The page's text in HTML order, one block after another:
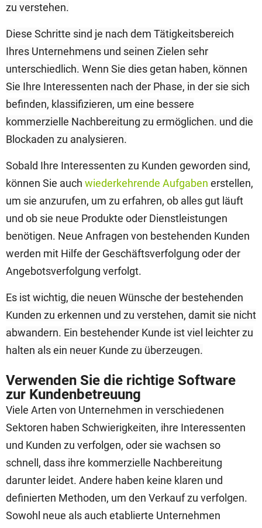
zu verstehen.
Diese Schritte sind je nach dem Tätigkeitsbereich
Ihres Unternehmens und seinen Zielen sehr
unterschiedlich. Wenn Sie dies getan haben, können
Sie Ihre Interessenten nach der Phase, in der sie sich
befinden, klassifizieren, um eine bessere
kommerzielle Nachbereitung zu ermöglichen. und die
Blockaden zu analysieren.
Sobald Ihre Interessenten zu Kunden geworden sind,
können Sie auch wiederkehrende Aufgaben erstellen,
um sie anzurufen, um zu erfahren, ob alles gut läuft
und ob sie neue Produkte oder Dienstleistungen
benötigen. Neue Anfragen von bestehenden Kunden
werden mit Hilfe der Geschäftsverfolgung oder der
Angebotsverfolgung verfolgt.
Es ist wichtig, die neuen Wünsche der bestehenden
Kunden zu erkennen und zu verstehen, damit sie nicht
abwandern. Ein bestehender Kunde ist viel leichter zu
halten als ein neuer Kunde zu überzeugen.
Verwenden Sie die richtige Software
zur Kundenbetreuung
Viele Arten von Unternehmen in verschiedenen
Sektoren haben Schwierigkeiten, ihre Interessenten
und Kunden zu verfolgen, oder sie wachsen so
schnell, dass ihre kommerzielle Nachbereitung
darunter leidet. Andere haben keine klaren und
definierten Methoden, um den Verkauf zu verfolgen.
Sowohl neue als auch etablierte Unternehmen